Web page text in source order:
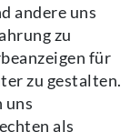
andere uns
zu
für
zu gestalten.
uns
als